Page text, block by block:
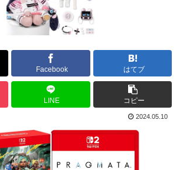
Facebook はてブ
LINE コピー
2024.05.10